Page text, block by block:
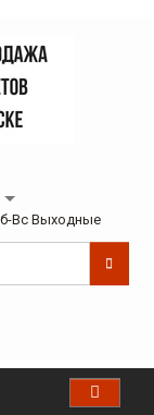
Вс Выходные